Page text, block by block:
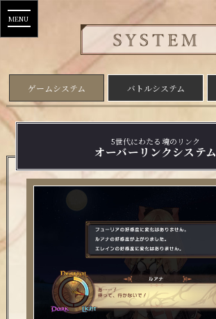
MENU
ゲームシステム バトルシステム
5世代にわたる魂のリンク
オーバーリンクシステム